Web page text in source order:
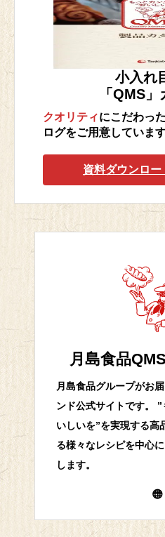
小入れ
「QMS
クオリティにこだわっ
ログをご用意しています
資料ダウンロー
月島食品
月島食品グループがお
ンド公式サイトです。
いしいを”を実現する高
る様々なレシピを中心
します。